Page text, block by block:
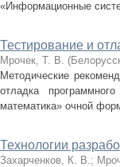
«Информационные
Тестирование и
Мрочек, Т. В. (
Методические
отладка
математика» очной
Технологии
Захарченков, К. В.;